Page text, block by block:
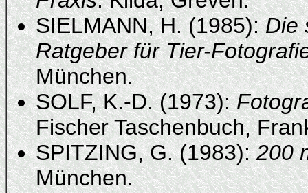
SIELMANN, H. (1985):Die
Ratgeber für Tier-
München.
SOLF, K.-D. (1973):
Fischer Taschenbuch,
SPITZING, G. (1983):200
München.